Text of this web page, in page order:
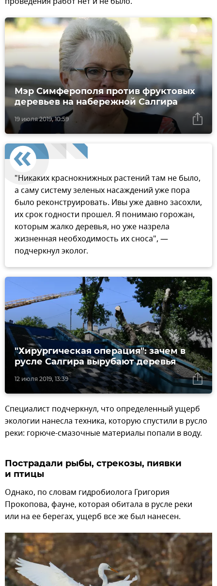
19 июля 2019, 10:59
Мэр Симферополя против фруктовых
деревьев на набережной Салгира
"Никаких краснокнижных растений там не было,
а саму систему зеленых насаждений уже пора
было реконструировать. Ивы уже давно засохли,
их срок годности прошел. Я понимаю горожан,
которым жалко деревья, но уже назрела
жизненная необходимость их сноса", —
подчеркнул эколог.
12 июля 2019, 13:39
"Хирургическая операция": зачем в
русле Салгира вырубают деревья
Специалист подчеркнул, что определенный ущерб
экологии нанесла техника, которую спустили в русло
реки: горюче-смазочные материалы попали в воду.
Пострадали рыбы, стрекозы, пиявки
и птицы
Однако, по словам гидробиолога Григория
Прокопова, фауне, которая обитала в русле реки
или на ее берегах, ущерб все же был нанесен.